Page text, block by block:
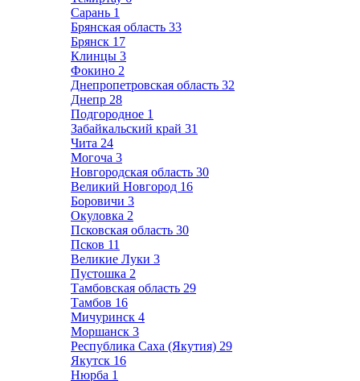
Сарань 1
Брянская область 33
Брянск 17
Клинцы 3
Фокино 2
Днепропетровская область 32
Днепр 28
Подгородное 1
Забайкальский край 31
Чита 24
Могоча 3
Новгородская область 30
Великий Новгород 16
Боровичи 3
Окуловка 2
Псковская область 30
Псков 11
Великие Луки 3
Пустошка 2
Тамбовская область 29
Тамбов 16
Мичуринск 4
Моршанск 3
Республика Саха (Якутия) 29
Якутск 16
Нюрба 1